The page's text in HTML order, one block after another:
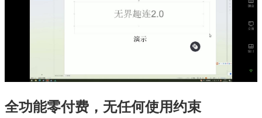
全功能零付费，无任何使用约束